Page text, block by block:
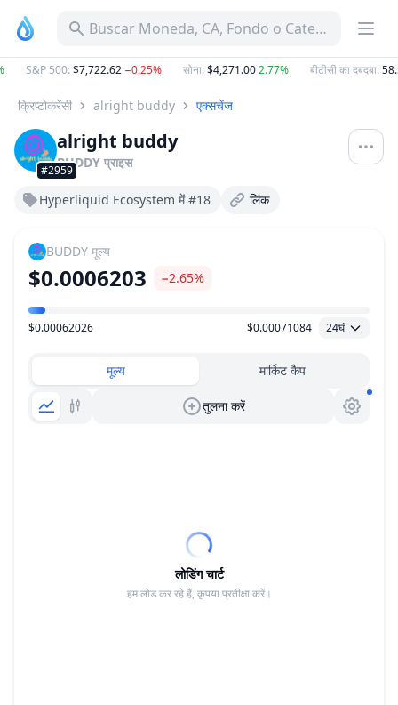
Buscar Moneda, CA, Fondo o Categoría
S&P 500:$7,722.62−0.25% सोना:$4,271.002.77% बीटीसी का दबदबा:
क्रिप्टोकरेंसी alright buddy एक्सचेंज
#2959
alright buddy
BUDDY प्राइस
Hyperliquid Ecosystem में #18 लिंक
BUDDY मूल्य
$0.0006203 −2.65%
मूल्य सीमा
$0.00062026 $0.00071084 24घं
मूल्य मार्किट कैप
तुलना करें
लोडिंग चार्ट
हम लोड कर रहे हैं, कृपया प्रतीक्षा करें।